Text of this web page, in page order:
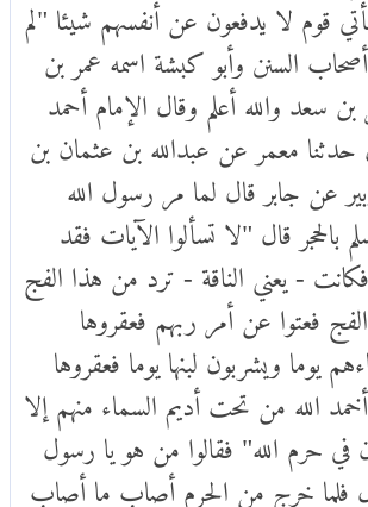
قوم لا يدفعون عن أنفسهم شيئا "لم
السنن وأبو كبشة اسمه عمر بن
سعد والله أعلم وقال الإمام أحمد
حدثنا معمر عن عبدالله بن عثمان بن
عن جابر قال لما مر رسول الله
بالحجر قال "لا تسألوا الآيات فقد
- يعني الناقة - ترد من هذا الفج
فعتوا عن أمر ربهم فعقروها
يوما ويشربون لبنها يوما فعقروها
الله من تحت أديم السماء منهم إلا
حرم الله" فقالوا من هو يا رسول
فلما خرج من الحرم أصاب ما أصاب